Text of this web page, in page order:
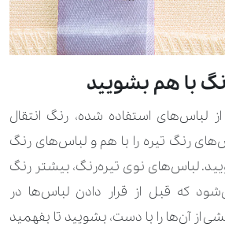
با هم بشویید
لباس‌های استفاده شده، رنگ انتقال
رنگ تیره را با هم و لباس‌های رنگ
لباس‌‌های نوی تیره‌رنگ، بیشتر رنگ
که قبل از قرار دادن لباس‌ها در
از آن‌ها را با دست، بشویید تا بفهمید